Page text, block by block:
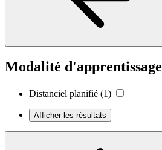
Modalité d'apprentissage
Distanciel planifié (1)
Afficher les résultats